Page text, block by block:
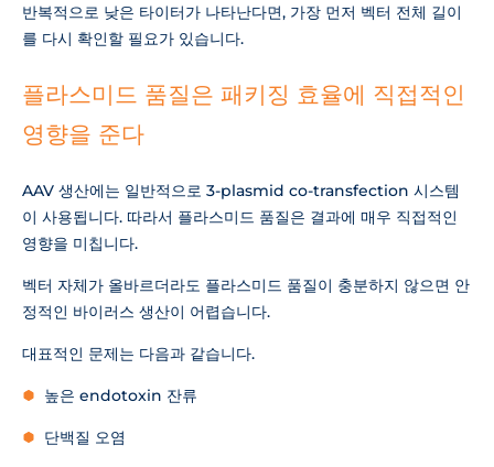
반복적으로 낮은 타이터가 나타난다면, 가장 먼저 벡터 전체 길이
를 다시 확인할 필요가 있습니다.
플라스미드 품질은 패키징 효율에 직접적인
영향을 준다
AAV 생산에는 일반적으로 3-plasmid co-transfection 시스템
이 사용됩니다. 따라서 플라스미드 품질은 결과에 매우 직접적인
영향을 미칩니다.
벡터 자체가 올바르더라도 플라스미드 품질이 충분하지 않으면 안
정적인 바이러스 생산이 어렵습니다.
대표적인 문제는 다음과 같습니다.
높은 endotoxin 잔류
단백질 오염